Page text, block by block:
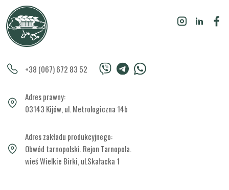
+38 (067) 672 83 52
Adres prawny:
03143 Kijów, ul. Metrologiczna 14b
Adres zakładu produkcyjnego:
Obwód tarnopolski. Rejon Tarnopola.
wieś Wielkie Birki, ul.Skałacka 1